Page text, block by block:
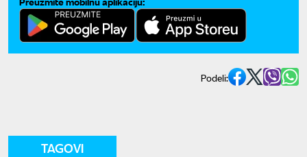
Podeli:
TAGOVI